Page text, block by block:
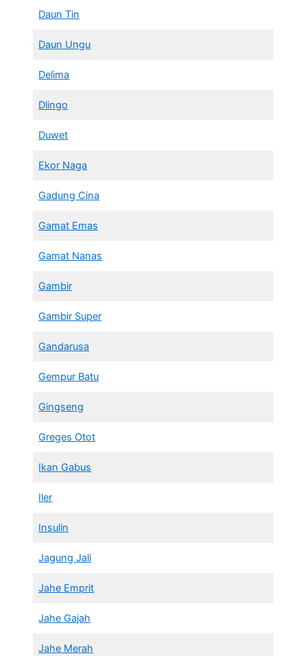
Daun Tin
Daun Ungu
Delima
Dlingo
Duwet
Ekor Naga
Gadung Cina
Gamat Emas
Gamat Nanas
Gambir
Gambir Super
Gandarusa
Gempur Batu
Gingseng
Greges Otot
Ikan Gabus
Iler
Insulin
Jagung Jali
Jahe Emprit
Jahe Gajah
Jahe Merah